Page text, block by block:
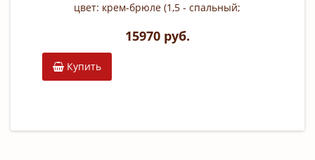
цвет: крем-брюле (1,5 - спальный;
15970 руб.
Купить